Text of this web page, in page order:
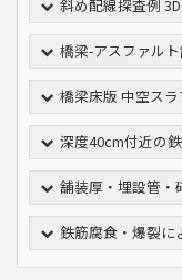
斜め配線探査例
橋梁-アスファル
橋梁床版 中空ス
深度40cm付近の
舗装厚・埋設管・
鉄筋腐食・爆裂に